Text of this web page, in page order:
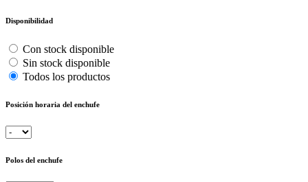
Disponibilidad
Con stock disponible
Sin stock disponible
Todos los productos
Posición horaria del enchufe
Polos del enchufe